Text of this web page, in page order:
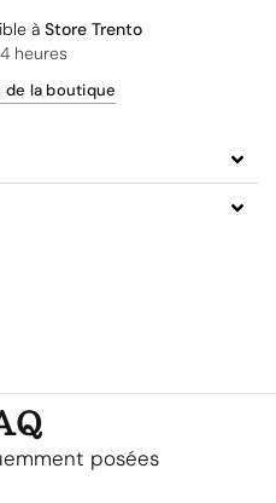
àStore Trento
heures
la boutique
posées